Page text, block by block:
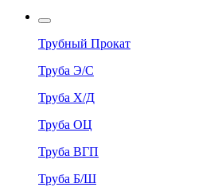
Трубный Прокат
Труба Э/С
Труба Х/Д
Труба ОЦ
Труба ВГП
Труба Б/Ш